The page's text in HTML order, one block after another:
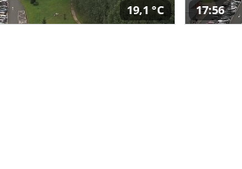
19,1 °C 17:56